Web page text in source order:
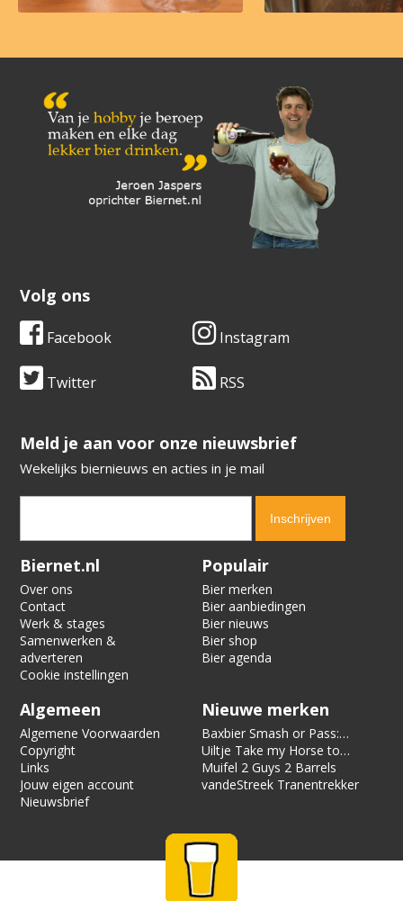
Volg ons
Facebook Instagram
Twitter RSS
​​​​​​​Meld je aan voor onze nieuwsbrief
Wekelijks biernieuws en acties in je mail
Verification code:
Biernet.nl
Over ons
Contact
Werk & stages
Samenwerken &
adverteren
Cookie instellingen
Populair
Bier merken
Bier aanbiedingen
Bier nieuws
Bier shop
Bier agenda
Algemeen
Algemene Voorwaarden
Copyright
Links
Jouw eigen account
Nieuwsbrief
Nieuwe merken
Baxbier Smash or Pass:
Strata
Uiltje Take my Horse to
the Hotel Room
Muifel 2 Guys 2 Barrels
vandeStreek Tranentrekker